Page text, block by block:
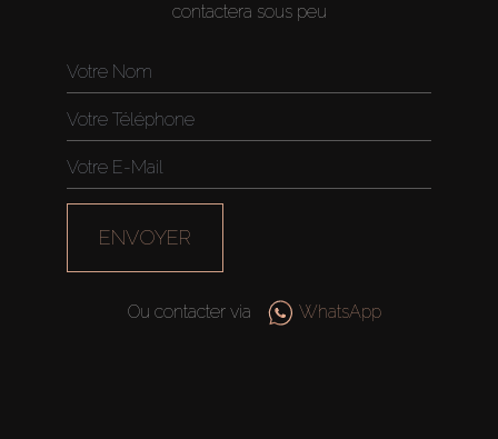
contactera sous peu
ENVOYER
Ou contacter via WhatsApp